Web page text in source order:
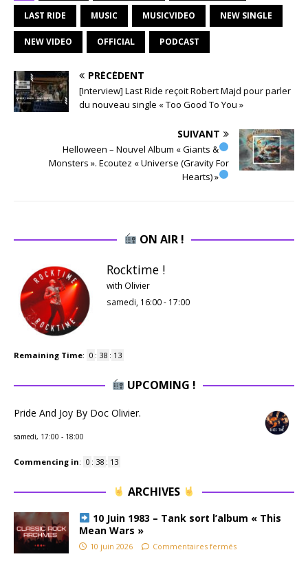
LAST RIDE MUSIC MUSICVIDEO NEW SINGLE
NEW VIDEO OFFICIAL PODCAST
PRÉCÉDENT
[Interview] Last Ride reçoit Robert Majd pour parler
du nouveau single « Too Good To You »
SUIVANT
Helloween – Nouvel Album « Giants &
Monsters ». Ecoutez « Universe (Gravity For
Hearts) »
ON AIR !
Rocktime !
with Olivier
samedi, 16:00- 17:00
Remaining Time: 0 : 38 : 13
UPCOMING !
Pride And Joy By Doc Olivier.
samedi, 17:00 - 18:00
Commencing in: 0 : 38 : 13
ARCHIVES
10 Juin 1983 – Tank sort l’album « This
Mean Wars »
10 juin 2026 Commentaires fermés